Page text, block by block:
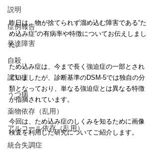
説明
症例報告
発達障害
自殺
認知症
うつ病
薬物依存（乱用）
アルコール依存（乱用）
統合失調症
昨日は、物が捨てられず溜め込む障害である“た
め込み症”の有病率や特徴についてお伝えしまし
た。
ため込み症は、今まで長く強迫症の一部とされ
ていましたが、診断基準のDSM-5では独自の分
類となっており、単なる強迫症とは異なる特徴
が指摘されています。
今回は、ため込み症のしくみを知るために画像
検査を利用した研究についてご紹介します。